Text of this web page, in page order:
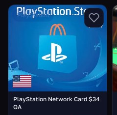
PlayStation
PlayStation Network Card $34
QA